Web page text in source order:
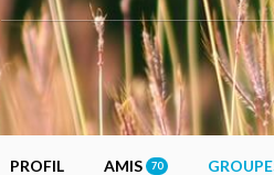
PROFIL AMIS 70